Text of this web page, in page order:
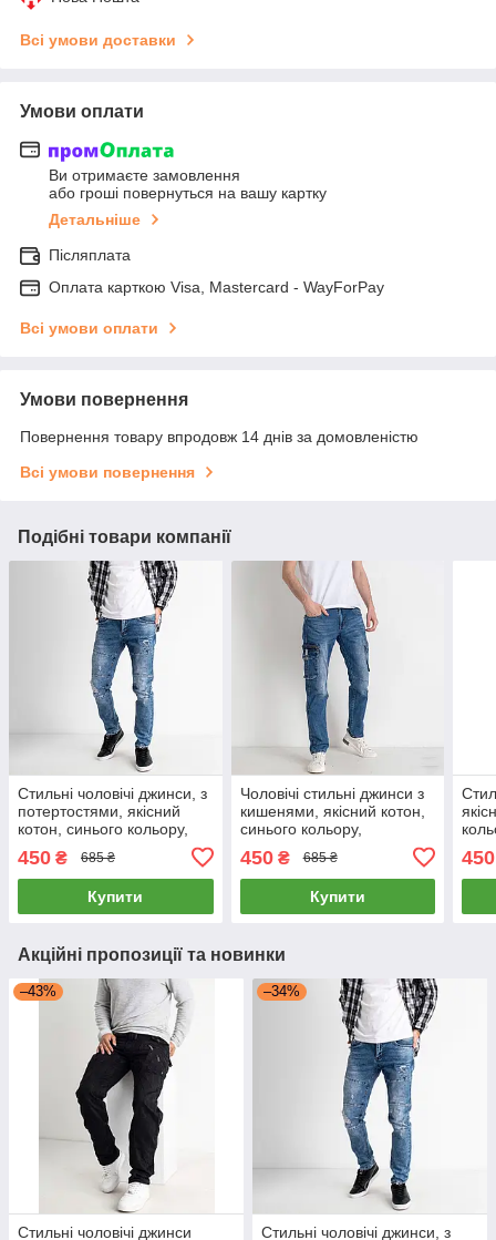
Всі умови доставки
Умови оплати
Ви отримаєте замовлення
або гроші повернуться на вашу картку
Детальніше
Післяплата
Оплата карткою Visa, Mastercard - WayForPay
Всі умови оплати
Умови повернення
Повернення товару впродовж 14 днів за домовленістю
Всі умови повернення
Подібні товари компанії
Стильні чоловічі джинси, з
потертостями, якісний
котон, синього кольору,
450 ₴ 685 ₴
Купити
Чоловічі стильні джинси з
кишенями, якісний котон,
синього кольору,
450₴ 685 ₴
Купити
450
Акційні пропозиції та новинки
–43%
Стильні чоловічі джинси
–34%
Стильні чоловічі джинси, з